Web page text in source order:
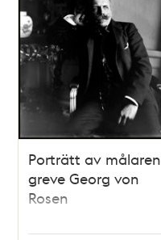
Porträtt av målaren
greve Georg von
Rosen